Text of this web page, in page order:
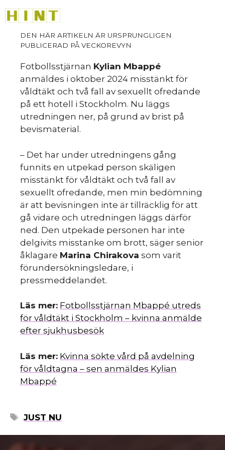
till
innehåll
Fotbollsstjärnan Kylian Mbappé
anmäldes i oktober 2024 misstänkt för
våldtäkt och två fall av sexuellt ofredande
på ett hotell i Stockholm. Nu läggs
utredningen ner, på grund av brist på
bevismaterial.
– Det har under utredningens gång
funnits en utpekad person skäligen
misstänkt för våldtäkt och två fall av
sexuellt ofredande, men min bedömning
är att bevisningen inte är tillräcklig för att
gå vidare och utredningen läggs därför
ned. Den utpekade personen har inte
delgivits misstanke om brott, säger senior
åklagare Marina Chirakova som varit
förundersökningsledare, i
pressmeddelandet.
Läs mer: Fotbollsstjärnan Mbappé utreds
för våldtäkt i Stockholm – kvinna anmälde
efter sjukhusbesök
Läs mer: Kvinna sökte vård på avdelning
för våldtagna – sen anmäldes Kylian
Mbappé
ETIKETTER
JUST NU